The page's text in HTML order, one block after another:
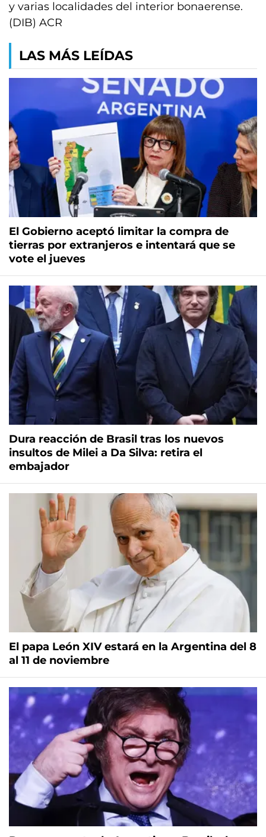
y varias localidades del interior bonaerense.
(DIB) ACR
LAS MÁS LEÍDAS
El Gobierno aceptó limitar la compra de
tierras por extranjeros e intentará que se
vote el jueves
Dura reacción de Brasil tras los nuevos
insultos de Milei a Da Silva: retira el
embajador
El papa León XIV estará en la Argentina del 8
al 11 de noviembre